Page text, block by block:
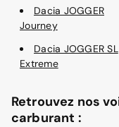
Dacia JOGGER
Journey
Dacia JOGGER SL
Extreme
Retrouvez nos
carburant :